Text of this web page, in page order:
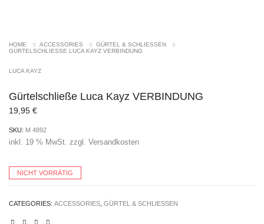
HOME
ACCESSORIES
GÜRTEL & SCHLIESSEN
GÜRTELSCHLIESSE LUCA KAYZ VERBINDUNG
LUCA KAYZ
Gürtelschließe Luca Kayz VERBINDUNG
19,95 €
SKU: M 4892
inkl. 19 % MwSt. zzgl. Versandkosten
NICHT VORRÄTIG
CATEGORIES: ACCESSORIES GÜRTEL & SCHLIESSEN